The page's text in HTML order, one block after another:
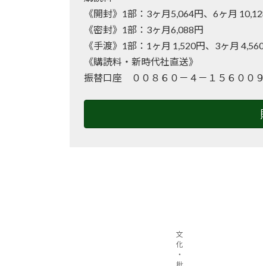
《開封》1部：3ヶ月5,064円、6ヶ月
《密封》1部：3ヶ月6,088円
《手渡》1部：1ヶ月 1,520円、3ヶ月
《購読料・新時代社直送》
振替口座 ００８６０－４－１５６００
文
化
・